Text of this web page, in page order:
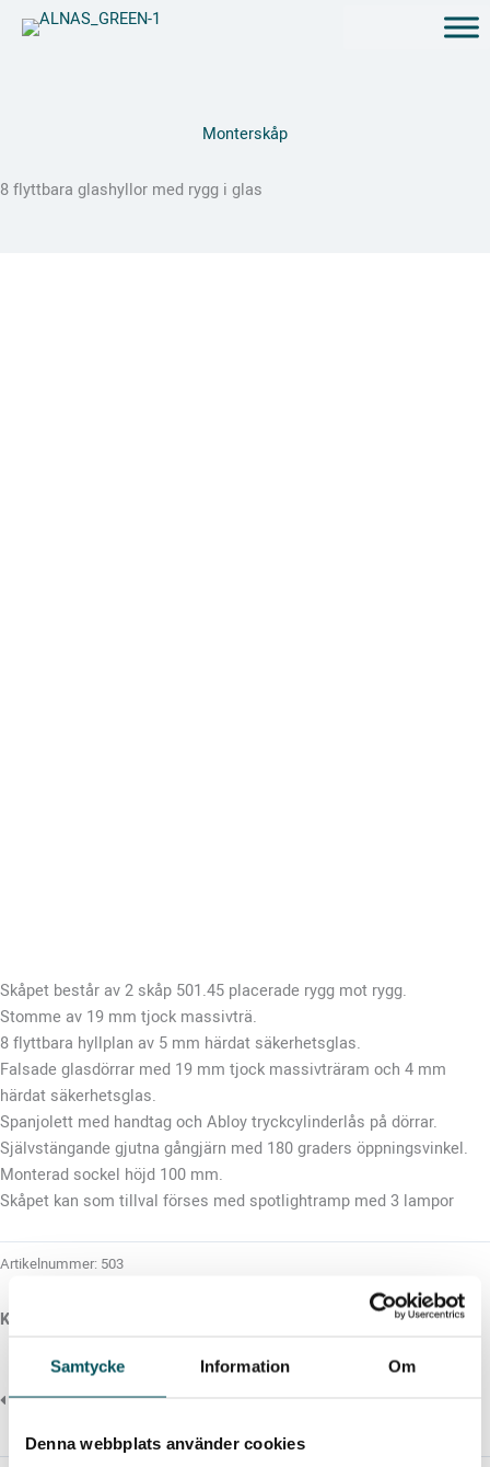
Samtycke Information Om
Denna webbplats använder cookies
Hoppa
Monterskåp
8 flyttbara glashyllor med rygg i glas
Skåpet består av 2 skåp 501.45 placerade rygg mot rygg.
Stomme av 19 mm tjock massivträ.
8 flyttbara hyllplan av 5 mm härdat säkerhetsglas.
Falsade glasdörrar med 19 mm tjock massivträram och 4 mm
härdat säkerhetsglas.
Spanjolett med handtag och Abloy tryckcylinderlås på dörrar.
Självstängande gjutna gångjärn med 180 graders öppningsvinkel.
Monterad sockel höjd 100 mm.
Skåpet kan som tillval förses med spotlightramp med 3 lampor
Artikelnummer: 503
Kulörer